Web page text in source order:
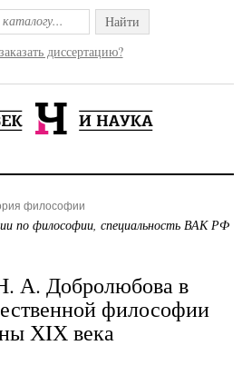
Найти
диссертацию?
философии
по философии, специальность ВАК РФ
А. Добролюбова в
философии
ХIХ века